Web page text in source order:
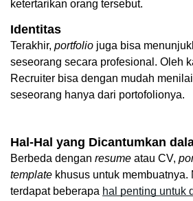
ketertarikan orang tersebut.
Identitas
Terakhir, portfolio juga bisa
seseorang secara profesional. Oleh
Recruiter bisa dengan mudah
seseorang hanya dari portofolionya.
Hal-Hal yang Dicantumkan
Berbeda dengan resume atau CV,
template khusus untuk membuatnya.
terdapat beberapa hal penting untuk